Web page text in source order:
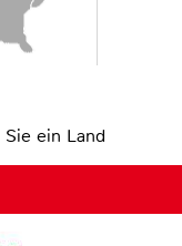
ein Land